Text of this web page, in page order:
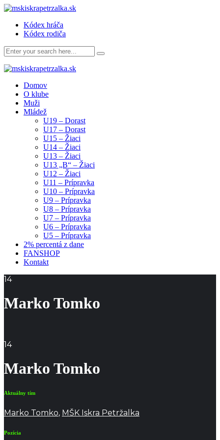
Kódex hráča
Kódex rodiča
Domov
O klube
Muži
Mládež
U19 – Dorast
U17 – Dorast
U15 – Žiaci
U14 – Žiaci
U13 – Žiaci
U13 „B“ – Žiaci
U12 – Žiaci
U11 – Prípravka
U10 – Prípravka
U9 – Prípravka
U8 – Prípravka
U7 – Prípravka
U6 – Prípravka
U5 – Prípravka
2% percentá z dane
FANSHOP
Kontakt
14
Marko Tomko
14
Marko Tomko
Aktuálny tím
Marko Tomko, MŠK Iskra Petržalka
Pozícia